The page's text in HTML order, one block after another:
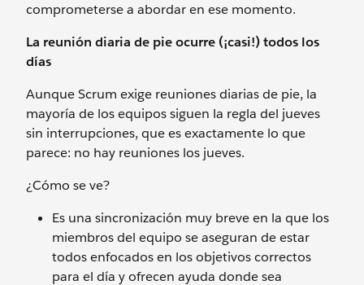
comprometerse a abordar en ese momento.
La reunión diaria de pie ocurre (¡casi!) todos los
días
Aunque Scrum exige reuniones diarias de pie, la
mayoría de los equipos siguen la regla del jueves
sin interrupciones, que es exactamente lo que
parece: no hay reuniones los jueves.
¿Cómo se ve?
Es una sincronización muy breve en la que los
miembros del equipo se aseguran de estar
todos enfocados en los objetivos correctos
para el día y ofrecen ayuda donde sea